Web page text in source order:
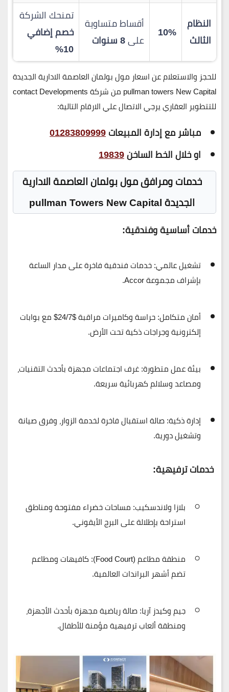
النظام
الثالث
10%
أقساط متساوية
على8 سنوات
تمنحك الشركة
خصم إضافي
10%
للحجز والاستعلام عن اسعار مول بولمان العاصمة الادارية الجديدة
pullman towers New Capital من شركة contact Developments
للتتطوير العقاري يرجي الاتصال علي الارقام التالية:
مباشر مع إدارة المبيعات01283809999
او خلال الخط الساخن19839
خدمات ومرافق مول بولمان العاصمة الادارية
الجديدة pullman Towers New Capital
خدمات أساسية وفندقية:
تشغيل عالمي:خدمات فندقية فاخرة على مدار الساعة
بإشراف مجموعةAccor
.
أمان متكامل:حراسة وكاميرات مراقبة$24/7$
مع بوابات
إلكترونية وجراجات ذكية تحت الأرض.
بيئة عمل متطورة:غرف اجتماعات مجهزة بأحدث التقنيات،
ومصاعد وسلالم كهربائية سريعة.
إدارة ذكية:صالة استقبال فاخرة لخدمة الزوار، وفرق صيانة
وتشغيل دورية.
خدمات ترفيهية:
بلازا ولاندسكيب: مساحات خضراء مفتوحة ومناطق
استراحة بإطلالة على البرج الأيقوني.
منطقة مطاعم (Food Court):
كافيهات ومطاعم
تضم أشهر البراندات العالمية.
جيم وكيدز آريا:صالة رياضية مجهزة بأحدث الأجهزة،
ومنطقة ألعاب ترفيهية مؤمنة للأطفال.